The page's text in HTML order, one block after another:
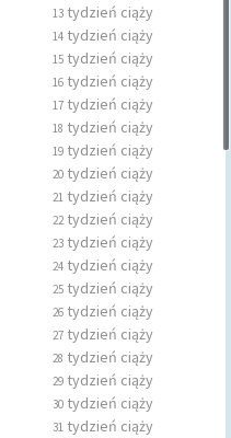
13 tydzień ciąży
14 tydzień ciąży
15 tydzień ciąży
16 tydzień ciąży
17 tydzień ciąży
18 tydzień ciąży
19 tydzień ciąży
20 tydzień ciąży
21 tydzień ciąży
22tydzień ciąży
23 tydzień ciąży
24 tydzień ciąży
25 tydzień ciąży
26 tydzień ciąży
27 tydzień ciąży
28 tydzień ciąży
29 tydzień ciąży
30 tydzień ciąży
31 tydzień ciąży